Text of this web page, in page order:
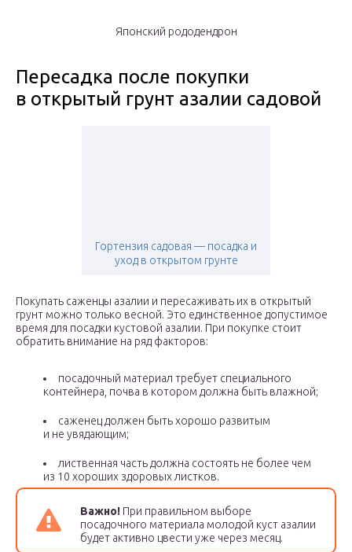
Японский рододендрон
Пересадка после покупки
в открытый грунт азалии садовой
Гортензия садовая — посадка и
уход в открытом грунте
Покупать саженцы азалии и пересаживать их в открытый
грунт можно только весной. Это единственное допустимое
время для посадки кустовой азалии. При покупке стоит
обратить внимание на ряд факторов:
посадочный материал требует специального
контейнера, почва в котором должна быть влажной;
саженец должен быть хорошо развитым
и не увядающим;
лиственная часть должна состоять не более чем
из 10 хороших здоровых листков.
Важно! При правильном выборе
посадочного материала молодой куст азалии
будет активно цвести уже через месяц.